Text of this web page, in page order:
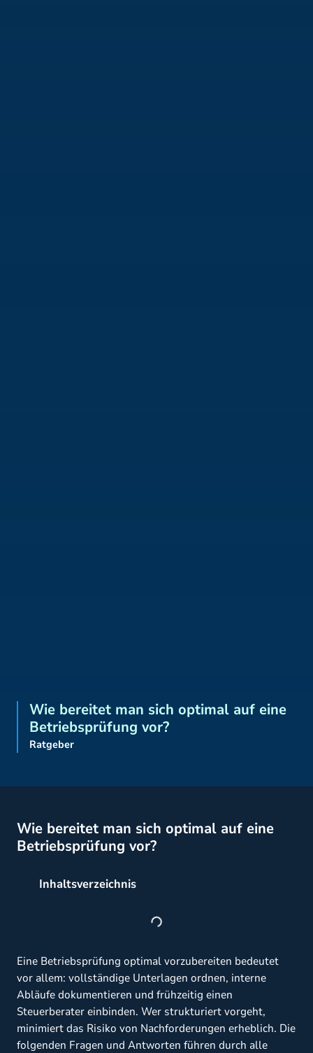
Wie bereitet man sich optimal auf eine
Betriebsprüfung vor?
Ratgeber
Wie bereitet man sich optimal auf eine
Betriebsprüfung vor?
Inhaltsverzeichnis
Eine Betriebsprüfung optimal vorzubereiten bedeutet
vor allem: vollständige Unterlagen ordnen, interne
Abläufe dokumentieren und frühzeitig einen
Steuerberater einbinden. Wer strukturiert vorgeht,
minimiert das Risiko von Nachforderungen erheblich. Die
folgenden Fragen und Antworten führen durch alle